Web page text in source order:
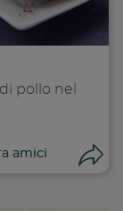
link
pollo nel
amici